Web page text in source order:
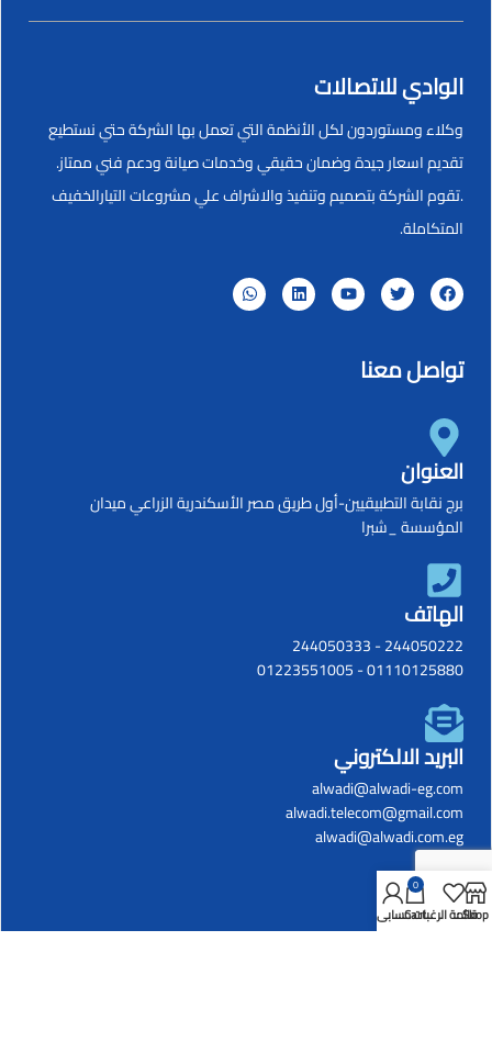
الوادي للاتصالات
وكلاء ومستوردون لكل الأنظمة التي تعمل بها الشركة حتي نستطيع
تقديم اسعار جيدة وضمان حقيقي وخدمات صيانة ودعم فني ممتاز.
.تقوم الشركة بتصميم وتنفيذ والاشراف علي مشروعات التيارالخفيف
المتكاملة.
تواصل معنا
العنوان
برج نقابة التطبيقيين-أول طريق مصر الأسكندرية الزراعي ميدان
المؤسسة _شبرا
الهاتف
244050222
-
244050333
01110125880
-
01223551005
البريد الالكتروني
alwadi@alwadi-eg.com
alwadi.telecom@gmail.com
alwadi@alwadi.com.eg
Shopقائمة الرغبات
0
Cartحسابي